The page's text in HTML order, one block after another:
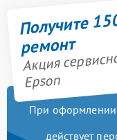
Получите
ремонт
Акция
Epson
При оформлении
действует